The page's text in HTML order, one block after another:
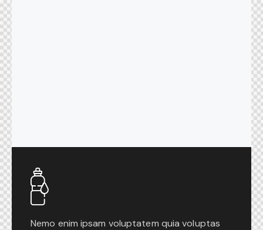
Nemo enim ipsam voluptatem quia voluptas